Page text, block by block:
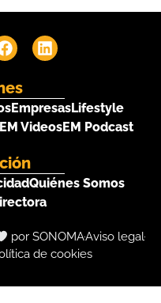
EmpresasLifestyle
VideosEM Podcast
Quiénes Somos
por SONOMAAviso legal
de cookies